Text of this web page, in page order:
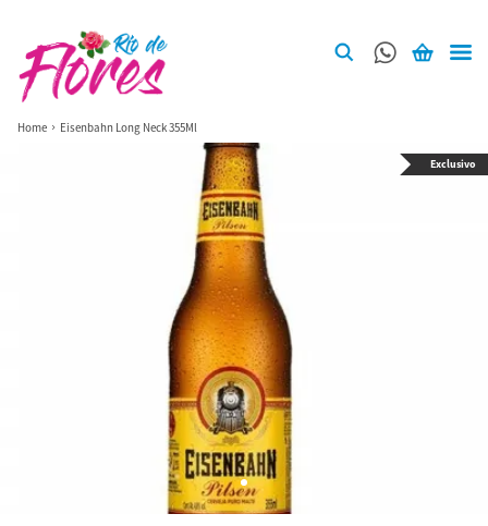
Home Eisenbahn Long Neck 355Ml
Exclusivo